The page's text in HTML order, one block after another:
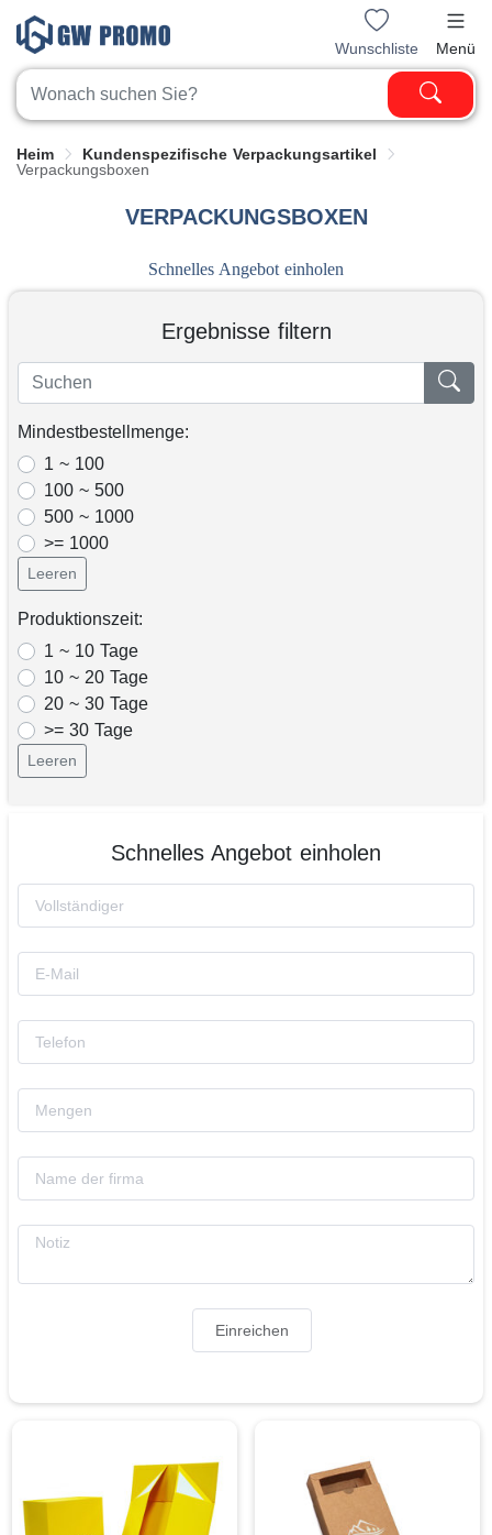
Wunschliste Menü
Heim
Kundenspezifische Verpackungsartikel
Verpackungsboxen
VERPACKUNGSBOXEN
Schnelles Angebot einholen
Ergebnisse filtern
Mindestbestellmenge:
1 ~ 100
100 ~ 500
500 ~ 1000
>= 1000
Leeren
Produktionszeit:
1 ~ 10 Tage
10 ~ 20 Tage
20 ~ 30 Tage
>= 30 Tage
Leeren
Schnelles Angebot einholen
Einreichen